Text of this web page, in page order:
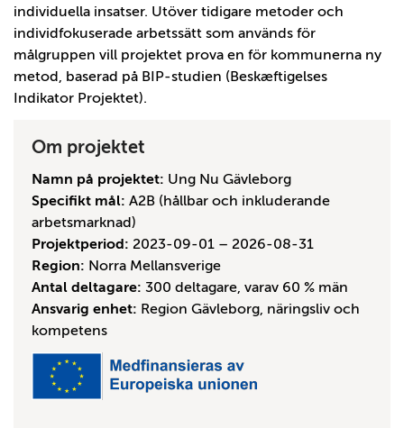
individuella insatser. Utöver tidigare metoder och
individfokuserade arbetssätt som används för
målgruppen vill projektet prova en för kommunerna ny
metod, baserad på BIP-studien (Beskæftigelses
Indikator Projektet).
Om projektet
Namn på projektet: Ung Nu Gävleborg
Specifikt mål: A2B (hållbar och inkluderande
arbetsmarknad)
Projektperiod: 2023-09-01 – 2026-08-31
Region: Norra Mellansverige
Antal deltagare: 300 deltagare, varav 60 % män
Ansvarig enhet: Region Gävleborg, näringsliv och
kompetens